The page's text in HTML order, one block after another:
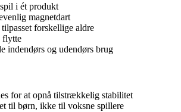
i ét produkt
magnetdart
forskellige aldre
flytte
indendørs og udendørs brug
for at opnå tilstrækkelig stabilitet
til børn, ikke til voksne spillere